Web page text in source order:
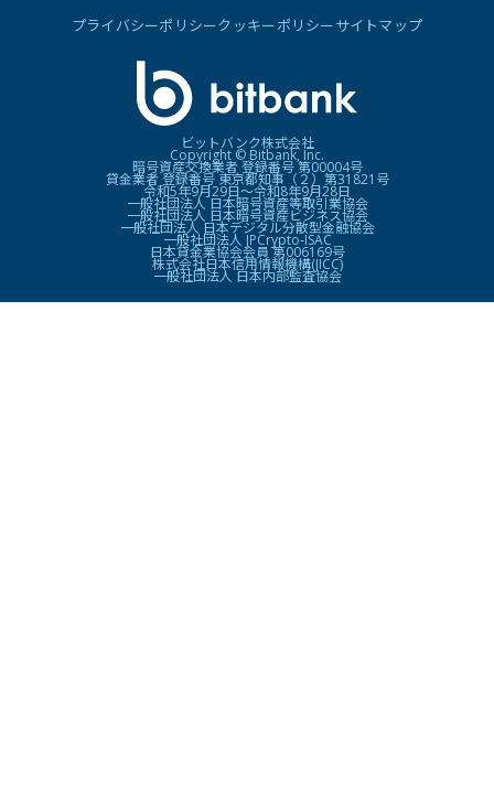
プライバシーポリシークッキーポリシーサイトマップ
ビットバンク株式会社
Copyright © Bitbank, Inc.
暗号資産交換業者 登録番号 第00004号
貸金業者 登録番号 東京都知事（２）第31821号
令和5年9月29日〜令和8年9月28日
一般社団法人 日本暗号資産等取引業協会
一般社団法人 日本暗号資産ビジネス協会
一般社団法人 日本デジタル分散型金融協会
一般社団法人 JPCrypto-ISAC
日本貸金業協会会員 第006169号
株式会社日本信用情報機構(JICC)
一般社団法人 日本内部監査協会